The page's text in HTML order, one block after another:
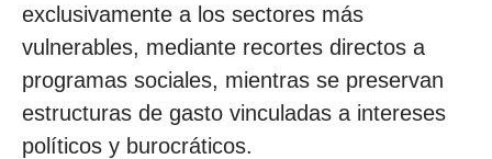
exclusivamente a los sectores más
vulnerables, mediante recortes directos a
programas sociales, mientras se preservan
estructuras de gasto vinculadas a intereses
políticos y burocráticos.